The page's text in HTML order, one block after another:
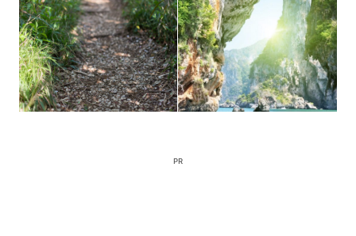
PR